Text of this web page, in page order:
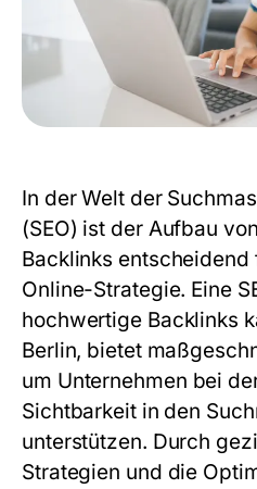
In der Welt der
(SEO) ist der Aufbau
Backlinks
Online-Strategie. Eine
hochwertige Backlinks
Berlin, bietet
um Unternehmen bei
Sichtbarkeit in den
unterstützen. Durch
Strategien und die